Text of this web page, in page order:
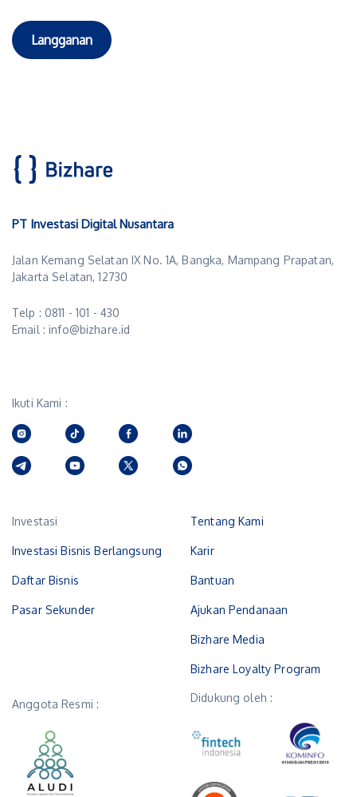
Langganan
PT Investasi Digital Nusantara
Jalan Kemang Selatan IX No. 1A, Bangka, Mampang Prapatan,
Jakarta Selatan, 12730
Telp : 0811 - 101 - 430
Email : info@bizhare.id
Ikuti Kami :
Investasi
Investasi Bisnis Berlangsung
Daftar Bisnis
Pasar Sekunder
Tentang Kami
Karir
Bantuan
Ajukan Pendanaan
Bizhare Media
Bizhare Loyalty Program
Anggota Resmi : Didukung oleh :